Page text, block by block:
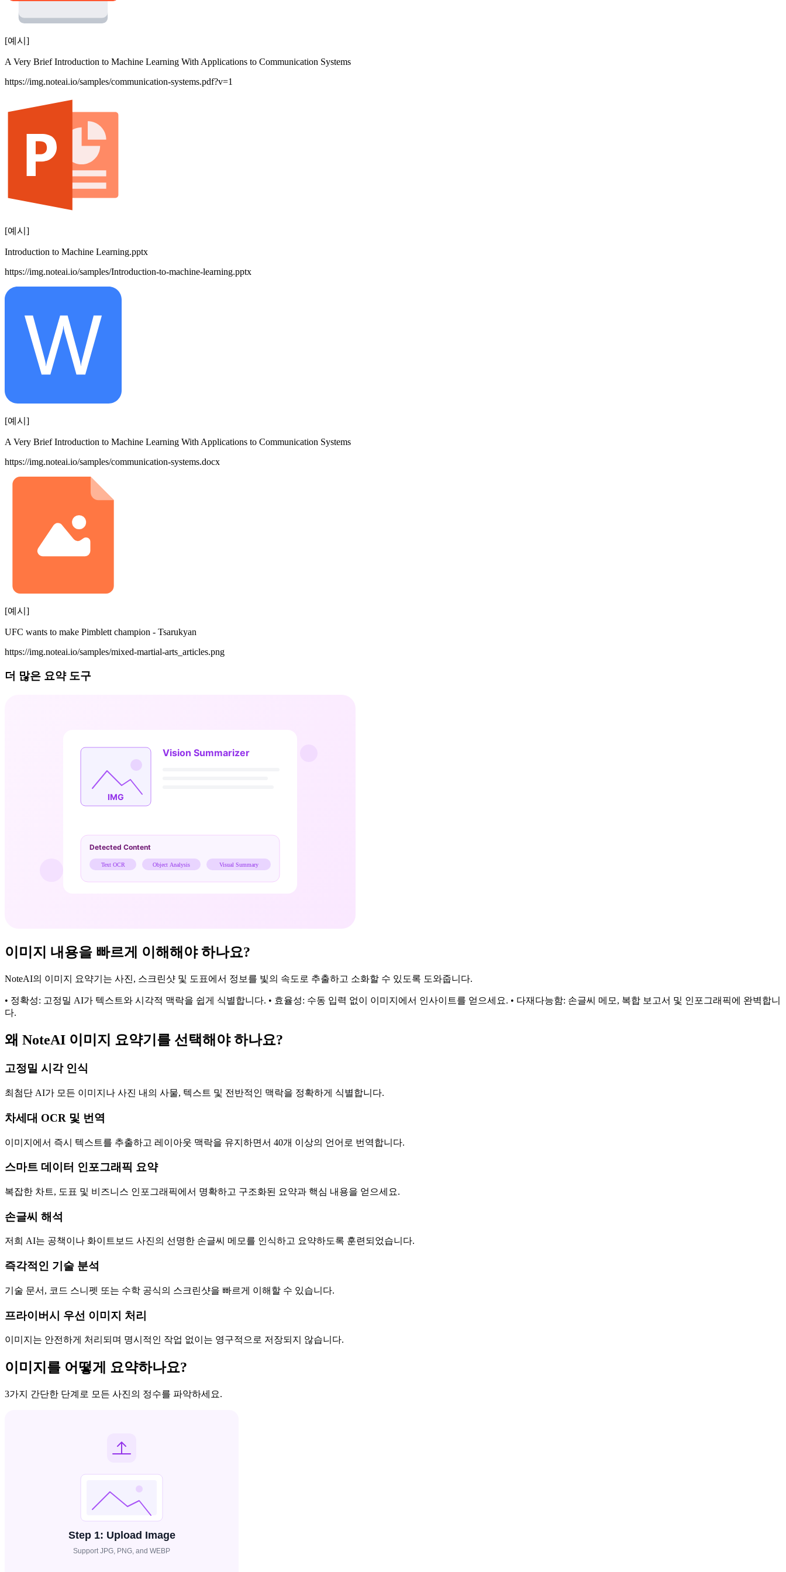
[예시]
A Very Brief Introduction to Machine Learning With Applications to Communication Systems
https://img.noteai.io/samples/communication-systems.pdf?v=1
[예시]
Introduction to Machine Learning.pptx
https://img.noteai.io/samples/Introduction-to-machine-learning.pptx
[예시]
A Very Brief Introduction to Machine Learning With Applications to Communication Systems
https://img.noteai.io/samples/communication-systems.docx
[예시]
UFC wants to make Pimblett champion - Tsarukyan
https://img.noteai.io/samples/mixed-martial-arts_articles.png
더 많은 요약 도구
이미지 내용을 빠르게 이해해야 하나요?
NoteAI의 이미지 요약기는 사진, 스크린샷 및 도표에서 정보를 빛의 속도로 추출하고 소화할 수 있도록 도와줍니다.
• 정확성: 고정밀 AI가 텍스트와 시각적 맥락을 쉽게 식별합니다. • 효율성: 수동 입력 없이 이미지에서 인사이트를 얻으세요. • 다재다능함: 손글씨 메모, 복합 보고서 및 인포그래픽에 완벽합니
다.
왜 NoteAI 이미지 요약기를 선택해야 하나요?
고정밀 시각 인식
최첨단 AI가 모든 이미지나 사진 내의 사물, 텍스트 및 전반적인 맥락을 정확하게 식별합니다.
차세대 OCR 및 번역
이미지에서 즉시 텍스트를 추출하고 레이아웃 맥락을 유지하면서 40개 이상의 언어로 번역합니다.
스마트 데이터 인포그래픽 요약
복잡한 차트, 도표 및 비즈니스 인포그래픽에서 명확하고 구조화된 요약과 핵심 내용을 얻으세요.
손글씨 해석
저희 AI는 공책이나 화이트보드 사진의 선명한 손글씨 메모를 인식하고 요약하도록 훈련되었습니다.
즉각적인 기술 분석
기술 문서, 코드 스니펫 또는 수학 공식의 스크린샷을 빠르게 이해할 수 있습니다.
프라이버시 우선 이미지 처리
이미지는 안전하게 처리되며 명시적인 작업 없이는 영구적으로 저장되지 않습니다.
이미지를 어떻게 요약하나요?
3가지 간단한 단계로 모든 사진의 정수를 파악하세요.